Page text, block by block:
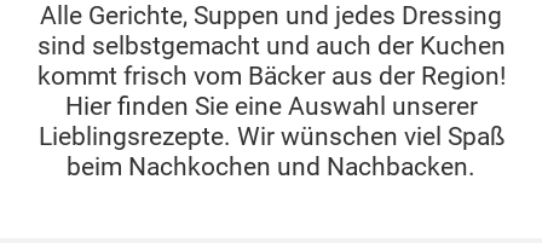
Alle Gerichte, Suppen und jedes Dressing
sind selbstgemacht und auch der Kuchen
kommt frisch vom Bäcker aus der Region!
Hier finden Sie eine Auswahl unserer
Lieblingsrezepte. Wir wünschen viel Spaß
beim Nachkochen und Nachbacken.
Kontakt
Newsletter
Spenden
Tickets